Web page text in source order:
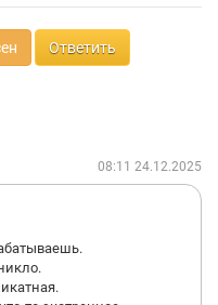
Ответить
08:11 24.12.2025